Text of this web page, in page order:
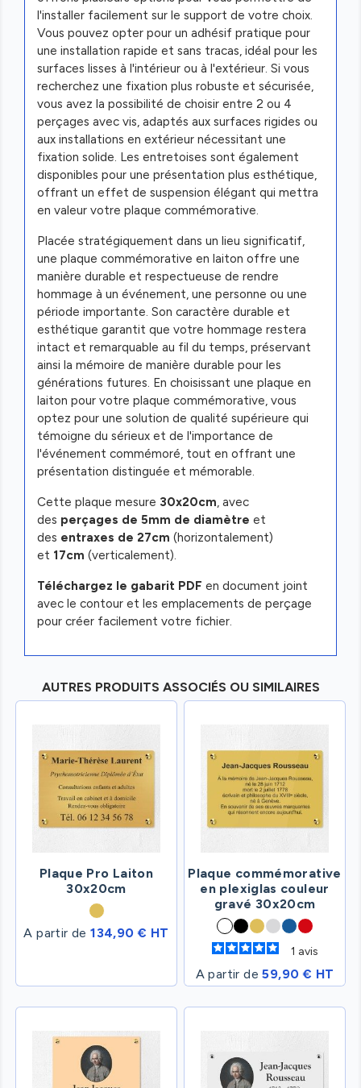
l'installer facilement sur le support de votre choix.
Vous pouvez opter pour un adhésif pratique pour
une installation rapide et sans tracas, idéal pour les
surfaces lisses à l'intérieur ou à l'extérieur. Si vous
recherchez une fixation plus robuste et sécurisée,
vous avez la possibilité de choisir entre 2 ou 4
perçages avec vis, adaptés aux surfaces rigides ou
aux installations en extérieur nécessitant une
fixation solide. Les entretoises sont également
disponibles pour une présentation plus esthétique,
offrant un effet de suspension élégant qui mettra
en valeur votre plaque commémorative.
Placée stratégiquement dans un lieu significatif,
une plaque commémorative en laiton offre une
manière durable et respectueuse de rendre
hommage à un événement, une personne ou une
période importante. Son caractère durable et
esthétique garantit que votre hommage restera
intact et remarquable au fil du temps, préservant
ainsi la mémoire de manière durable pour les
générations futures. En choisissant une plaque en
laiton pour votre plaque commémorative, vous
optez pour une solution de qualité supérieure qui
témoigne du sérieux et de l'importance de
l'événement commémoré, tout en offrant une
présentation distinguée et mémorable.
Cette plaque mesure 30x20cm, avec
des perçages de 5mm de diamètre et
des entraxes de 27cm (horizontalement)
et 17cm (verticalement).
Téléchargez le gabarit PDF en document joint
avec le contour et les emplacements de perçage
pour créer facilement votre fichier.
AUTRES PRODUITS ASSOCIÉS OU SIMILAIRES
Plaque Pro Laiton
30x20cm
A partir de134,90 € HT
Plaque commémorative
en plexiglas couleur
gravé 30x20cm
1 avis
A partir de59,90 € HT